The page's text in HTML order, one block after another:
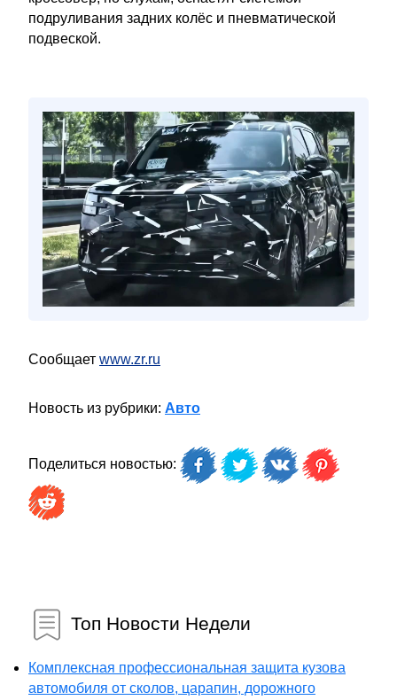
подруливания задних колёс и пневматической
подвеской.
Сообщает www.zr.ru
Новость из рубрики: Авто
Поделиться новостью:
Топ Новости Недели
Комплексная профессиональная защита кузова
автомобиля от сколов, царапин, дорожного